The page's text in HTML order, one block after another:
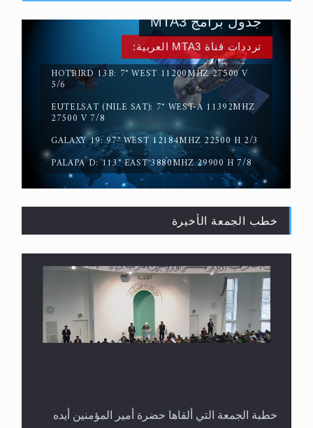
المفهوم الحقيقي للجهاد الإسلامي..
سورة التكوير تُنبئ بزمن بعثة المسيح الموعود عليه
السلام
ترددات قناة MTA3 العربية:
HOTBIRD 13B: 7° WEST 11200MHZ 27500 V
5/6
EUTELSAT (NILE SAT): 7° WEST-A 11392MHZ
27500 V 7/8
GALAXY 19: 97° WEST 12184MHZ 22500 H 2/3
PALAPA D: 113° EAST 3880MHZ 29900 H 7/8
جدول برامج MTA3
خطب الجمعة الأخيرة
خطبة الجمعة التي ألقاها حضرة أمير المؤمنين أيده